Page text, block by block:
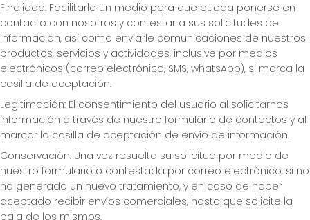
Finalidad: Facilitarle un medio para que pueda ponerse en
contacto con nosotros y contestar a sus solicitudes de
información, así como enviarle comunicaciones de nuestros
productos, servicios y actividades, inclusive por medios
electrónicos (correo electrónico, SMS, whatsApp), si marca la
casilla de aceptación.
Legitimación: El consentimiento del usuario al solicitarnos
información a través de nuestro formulario de contactos y al
marcar la casilla de aceptación de envío de información.
Conservación: Una vez resuelta su solicitud por medio de
nuestro formulario o contestada por correo electrónico, si no
ha generado un nuevo tratamiento, y en caso de haber
aceptado recibir envíos comerciales, hasta que solicite la
baja de los mismos.